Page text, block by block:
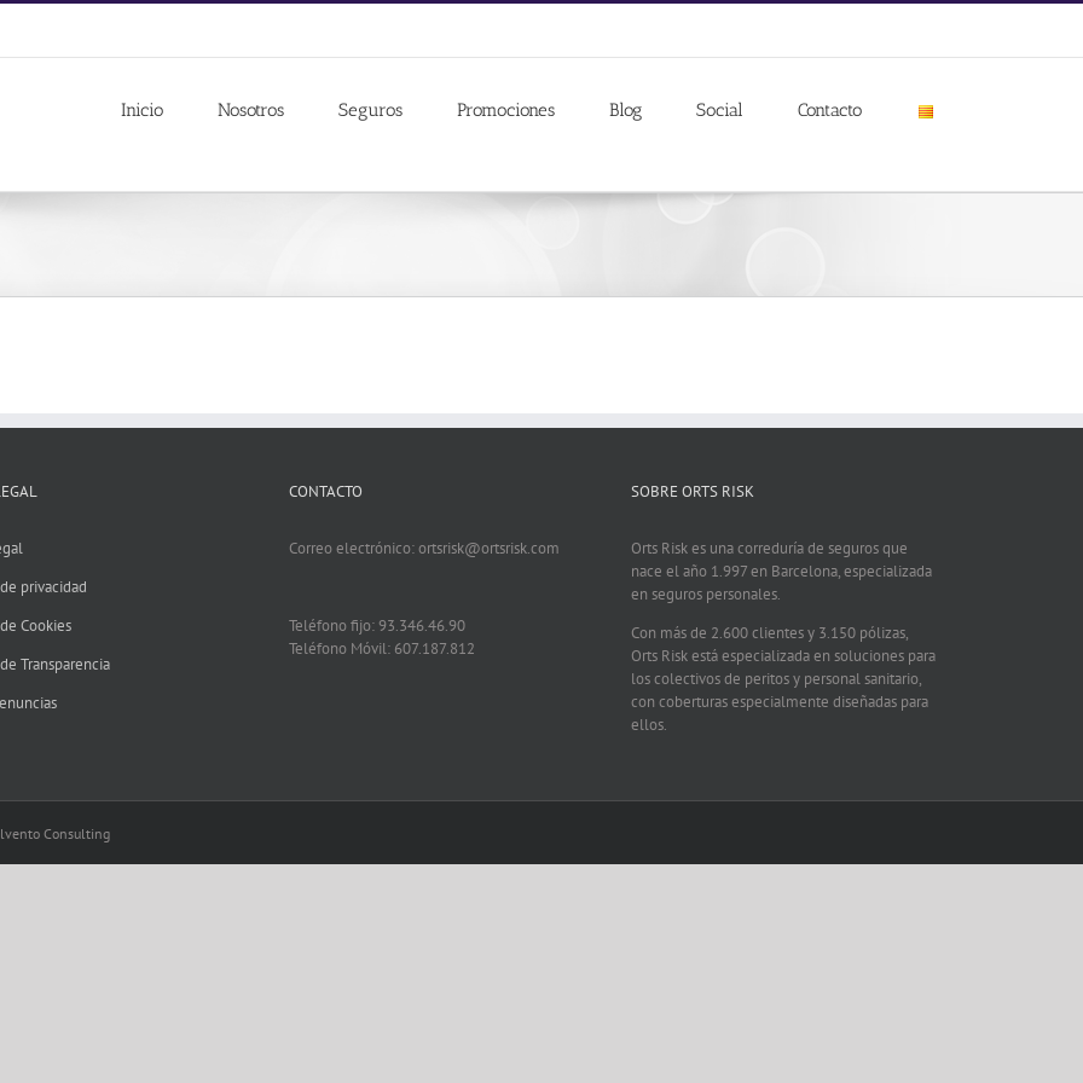
Inicio Nosotros Seguros Promociones Blog Social Contacto
privacidad
Cookies
Transparencia
CONTACTO
Correo electrónico: ortsrisk@ortsrisk.com
Teléfono fijo: 93.346.46.90
Teléfono Móvil: 607.187.812
SOBRE ORTS RISK
Orts Risk es una correduría de seguros que
nace el año 1.997 en Barcelona, especializada
en seguros personales.
Con más de 2.600 clientes y 3.150 pólizas,
Orts Risk está especializada en soluciones para
los colectivos de peritos y personal sanitario,
con coberturas especialmente diseñadas para
ellos.
Consulting